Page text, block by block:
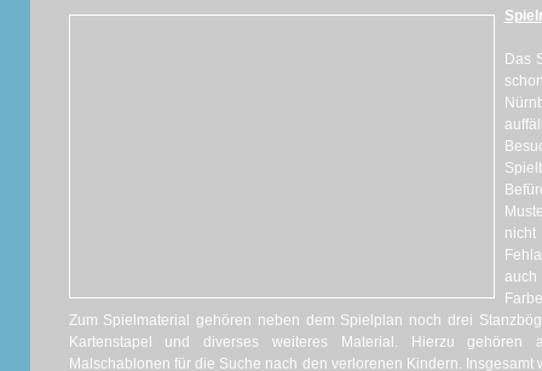
Das
nicht
Zum Spielmaterial gehören neben dem Spielplan noch drei
Kartenstapel und diverses weiteres Material. Hierzu
Malschablonen für die Suche nach den verlorenen Kindern.